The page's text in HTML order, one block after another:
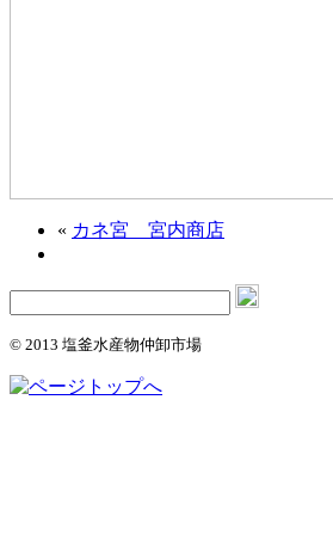
« カネ宮 宮内商店
© 2013 塩釜水産物仲卸市場